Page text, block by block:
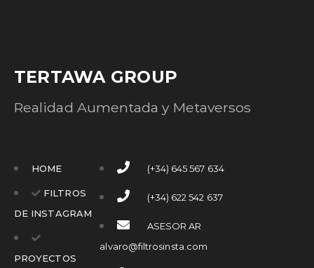
TERTAWA GROUP
Realidad Aumentada y Metaversos
HOME
FILTROS
DE INSTAGRAM
PROYECTOS
(+34) 645 567 634
(+34) 622 542 637
ASESOR AR
alvaro@filtrosinsta.com